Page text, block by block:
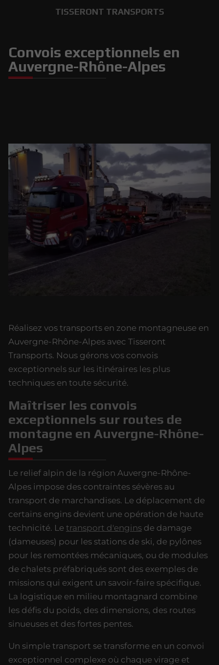
TISSERONT TRANSPORTS
Convois exceptionnels en
Auvergne-Rhône-Alpes
Réalisez vos transports en zone montagneuse en
Auvergne-Rhône-Alpes avec Tisseront
Transports. Nous gérons vos convois
exceptionnels sur les itinéraires les plus
techniques en toute sécurité.
Maîtriser les convois
exceptionnels sur routes de
montagne en Auvergne-Rhône-
Alpes
Le relief alpin de la région Auvergne-Rhône-
Alpes impose des contraintes sévères au
transport de marchandises. Le déplacement de
certains engins devient une opération de haute
technicité. Le transport d'engins de damage
(dameuses) pour les stations de ski, de pylônes
pour les remontées mécaniques, ou de modules
de chalets préfabriqués sont des exemples de
missions qui exigent un savoir-faire spécifique.
La logistique en milieu montagnard combine
les défis du poids, des dimensions, des routes
sinueuses et des fortes pentes.
Un simple transport se transforme en un convoi
exceptionnel complexe où chaque virage et